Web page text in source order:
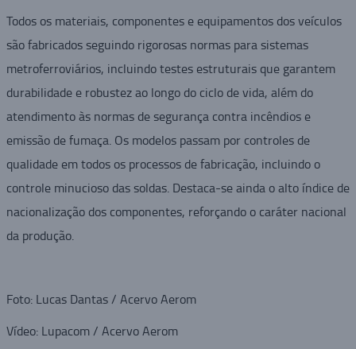
Todos os materiais, componentes e equipamentos dos veículos
são fabricados seguindo rigorosas normas para sistemas
metroferroviários, incluindo testes estruturais que garantem
durabilidade e robustez ao longo do ciclo de vida, além do
atendimento às normas de segurança contra incêndios e
emissão de fumaça. Os modelos passam por controles de
qualidade em todos os processos de fabricação, incluindo o
controle minucioso das soldas. Destaca-se ainda o alto índice de
nacionalização dos componentes, reforçando o caráter nacional
da produção.
Foto: Lucas Dantas / Acervo Aerom
Vídeo: Lupacom / Acervo Aerom